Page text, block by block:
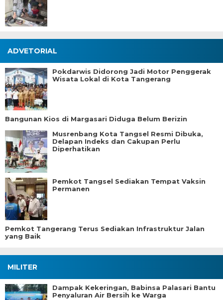
ADVETORIAL
Pokdarwis Didorong Jadi Motor Penggerak
Wisata Lokal di Kota Tangerang
Bangunan Kios di Margasari Diduga Belum Berizin
Musrenbang Kota Tangsel Resmi Dibuka,
Delapan Indeks dan Cakupan Perlu
Diperhatikan
Pemkot Tangsel Sediakan Tempat Vaksin
Permanen
Pemkot Tangerang Terus Sediakan Infrastruktur Jalan
yang Baik
MILITER
Dampak Kekeringan, Babinsa Palasari Bantu
Penyaluran Air Bersih ke Warga